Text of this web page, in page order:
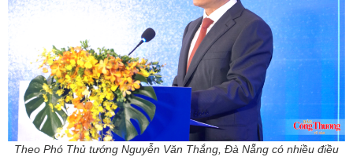
Theo Phó Thủ tướng Nguyễn Văn Thắng, Đà Nẵng có nhiều điều